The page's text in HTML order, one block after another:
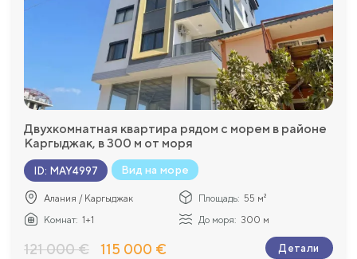
Двухкомнатная квартира рядом с морем в районе
Каргыджак, в 300 м от моря
ID: MAY4997 Вид на море
Алания / Каргыджак Площадь: 55 м²
Комнат: 1+1 До моря: 300 м
121 000 € 115 000 € Детали